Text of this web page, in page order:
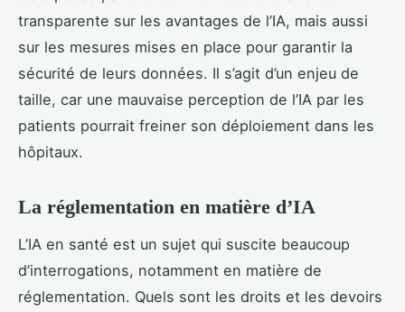
transparente sur les avantages de l’IA, mais aussi
sur les mesures mises en place pour garantir la
sécurité de leurs données. Il s’agit d’un enjeu de
taille, car une mauvaise perception de l’IA par les
patients pourrait freiner son déploiement dans les
hôpitaux.
La réglementation en matière d’IA
L’IA en santé est un sujet qui suscite beaucoup
d’interrogations, notamment en matière de
réglementation. Quels sont les droits et les devoirs